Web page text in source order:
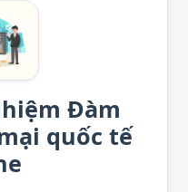
Đàm
quốc tế